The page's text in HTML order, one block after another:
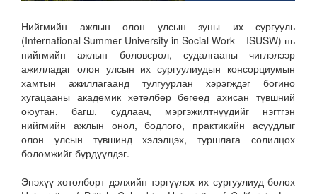
Нийгмийн ажлын олон улсын зуны их сургууль
(International Summer University in Social Work – ISUSW) нь
нийгмийн ажлын боловсрол, судалгааны чиглэлээр
ажилладаг олон улсын их сургуулиудын консорциумын
хамтын ажиллагаанд тулгуурлан хэрэгждэг богино
хугацааны академик хөтөлбөр бөгөөд ахисан түвшний
оюутан, багш, судлаач, мэргэжилтнүүдийг нэгтгэн
нийгмийн ажлын онол, бодлого, практикийн асуудлыг
олон улсын түвшинд хэлэлцэх, туршлага солилцох
боломжийг бүрдүүлдэг.
Энэхүү хөтөлбөрт дэлхийн тэргүүлэх их сургуулиуд болох